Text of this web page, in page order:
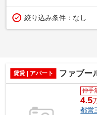
絞り込み条件： なし
賃貸 | アパート ファブー
仲手
4.5
都営